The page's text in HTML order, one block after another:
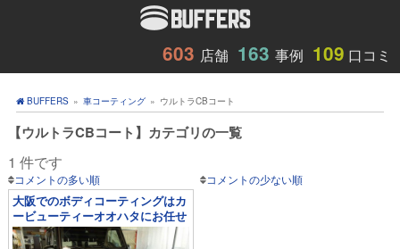
603 店舗 163 事例 109 口コミ
BUFFERS » 車コーティング » ウルトラCBコート
【ウルトラCBコート】カテゴリの一覧
1 件です
コメントの多い順 コメントの少ない順
大阪でのボディコーティングはカ
ービューティーオオハタにお任せ
下さい！